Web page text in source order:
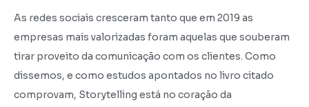
As redes sociais cresceram tanto que em 2019 as
empresas mais valorizadas foram aquelas que souberam
tirar proveito da comunicação com os clientes. Como
dissemos, e como estudos apontados no livro citado
comprovam, Storytelling está no coração da